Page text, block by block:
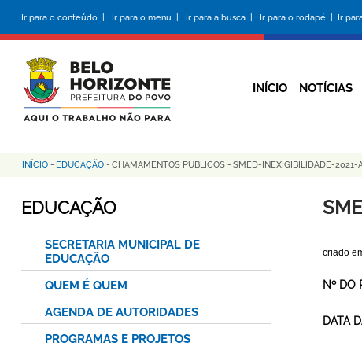
conteúdo
principal
Ir para o conteúdo | Ir para o menu | Ir para a busca | Ir para o rodapé | Ir
INÍCIO NOTÍCIAS
Trilha
de
INÍCIO - EDUCAÇÃO - CHAMAMENTOS PUBLICOS - SMED-INEXIGIBILIDADE-2021-
criado
Nº DO
DATA
EDUCAÇÃO
SECRETARIA MUNICIPAL DE
EDUCAÇÃO
QUEM É QUEM
AGENDA DE AUTORIDADES
PROGRAMAS E PROJETOS